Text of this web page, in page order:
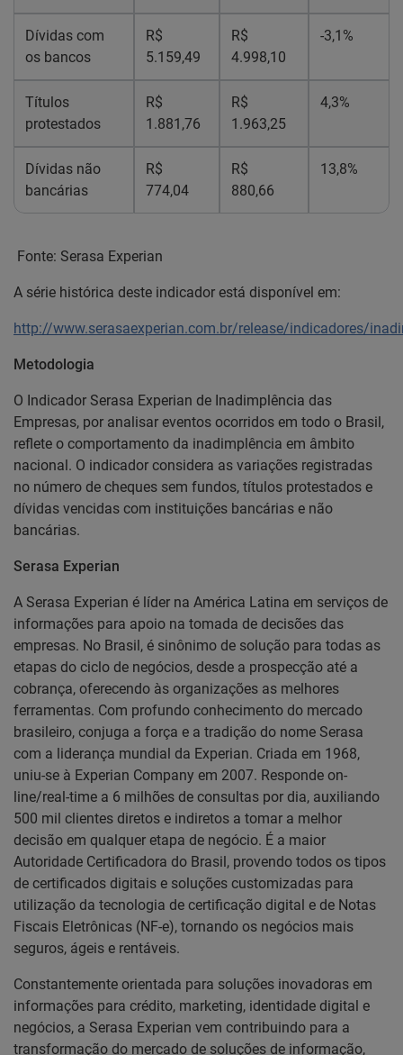
Dívidas com
os bancos
R$
5.159,49
R$
4.998,10
-3,1%
Títulos
protestados
R$
1.881,76
R$
1.963,25
4,3%
Dívidas não
bancárias
R$
774,04
R$
880,66
13,8%
Fonte: Serasa Experian
A série histórica deste indicador está disponível em:
http://www.serasaexperian.com.br/release/indicadores/
Metodologia
O Indicador Serasa Experian de Inadimplência das
Empresas, por analisar eventos ocorridos em todo o Brasil,
reflete o comportamento da inadimplência em âmbito
nacional. O indicador considera as variações registradas
no número de cheques sem fundos, títulos protestados e
dívidas vencidas com instituições bancárias e não
bancárias.
Serasa Experian
A Serasa Experian é líder na América Latina em serviços de
informações para apoio na tomada de decisões das
empresas. No Brasil, é sinônimo de solução para todas as
etapas do ciclo de negócios, desde a prospecção até a
cobrança, oferecendo às organizações as melhores
ferramentas. Com profundo conhecimento do mercado
brasileiro, conjuga a força e a tradição do nome Serasa
com a liderança mundial da Experian. Criada em 1968,
uniu-se à Experian Company em 2007. Responde on-
line/real-time a 6 milhões de consultas por dia, auxiliando
500 mil clientes diretos e indiretos a tomar a melhor
decisão em qualquer etapa de negócio. É a maior
Autoridade Certificadora do Brasil, provendo todos os tipos
de certificados digitais e soluções customizadas para
utilização da tecnologia de certificação digital e de Notas
Fiscais Eletrônicas (NF-e), tornando os negócios mais
seguros, ágeis e rentáveis.
Constantemente orientada para soluções inovadoras em
informações para crédito, marketing, identidade digital e
negócios, a Serasa Experian vem contribuindo para a
transformação do mercado de soluções de informação,